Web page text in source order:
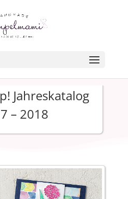
Jahreskatalog
– 2018